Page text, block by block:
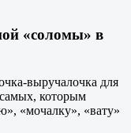
«соломы» в
выручалочка для
которым
«мочалку», «вату»